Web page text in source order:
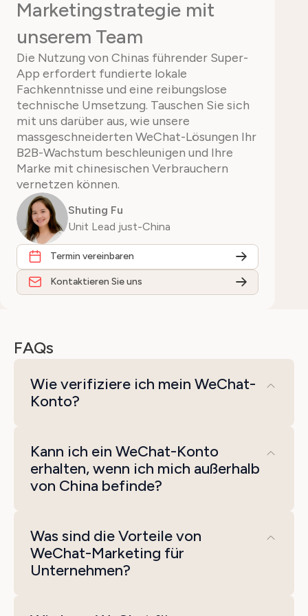
Marketingstrategie mit
unserem Team
Die Nutzung von Chinas führender Super-
App erfordert fundierte lokale
Fachkenntnisse und eine reibungslose
technische Umsetzung. Tauschen Sie sich
mit uns darüber aus, wie unsere
massgeschneiderten WeChat-Lösungen Ihr
B2B-Wachstum beschleunigen und Ihre
Marke mit chinesischen Verbrauchern
vernetzen können.
Shuting Fu
Unit Lead just-China
Termin vereinbaren
Kontaktieren Sie uns
FAQs
Wie verifiziere ich mein WeChat-
Konto?
benötigen Sie eine gültige Telefonnummer
und müssen den Verifizierungsschritten
innerhalb der App folgen. Möglicherweise
wie einen amtlichen Ausweis zur
Verifizierung angeben.
Kann ich ein WeChat-Konto
erhalten, wenn ich mich außerhalb
von China befinde?
erstellen, wenn Sie sich außerhalb von China
befinden. Sie können die WeChat-App
herunterladen und sich mit Ihrer
Was sind die Vorteile von
WeChat-Marketing für
Unternehmen?